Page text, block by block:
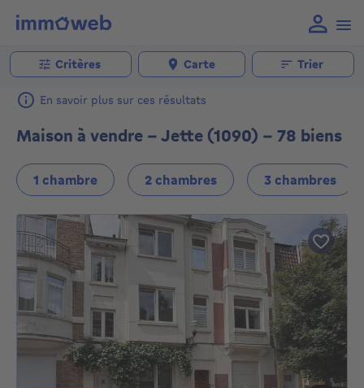
Critères Carte Trier
En savoir plus sur ces résultats
Maison à vendre - Jette (1090) - 78 biens
1 chambre 2 chambres 3 chambres